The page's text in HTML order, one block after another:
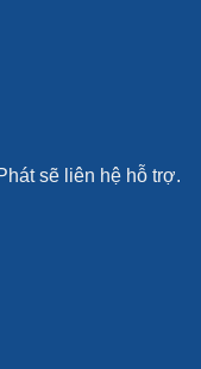
sẽ liên hệ hỗ trợ.